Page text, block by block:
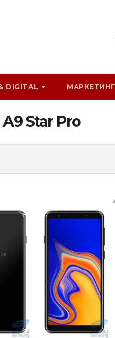
DIGITAL МАРКЕТИНГ
A9 Star Pro